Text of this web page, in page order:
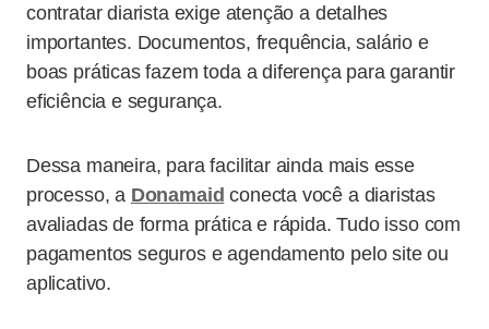
contratar diarista exige atenção a detalhes
importantes. Documentos, frequência, salário e
boas práticas fazem toda a diferença para garantir
eficiência e segurança.
Dessa maneira, para facilitar ainda mais esse
processo, a Donamaid conecta você a diaristas
avaliadas de forma prática e rápida. Tudo isso com
pagamentos seguros e agendamento pelo site ou
aplicativo.